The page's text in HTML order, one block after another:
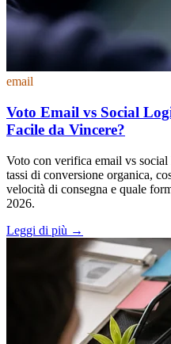
email
Voto Email vs Social
Facile da Vincere?
Voto con verifica email vs
tassi di conversione organica,
velocità di consegna e quale
2026.
Leggi di più →